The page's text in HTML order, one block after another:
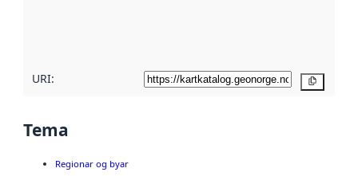
URI:
Tema
Regionar og byar